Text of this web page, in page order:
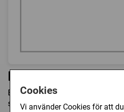
Cookies
Vi använder Cookies för att
Rubik's Mirror Blocks
En variant av Rubiks kub. I
stora.